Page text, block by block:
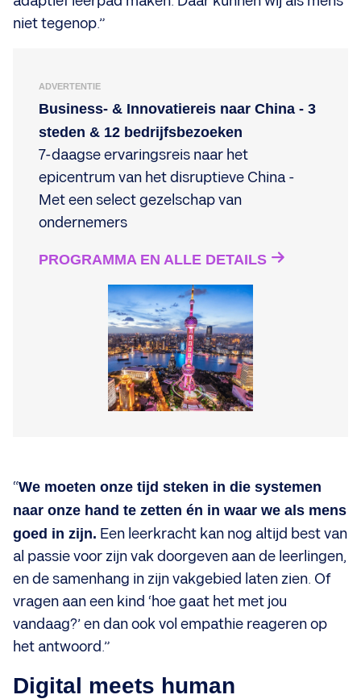
niet tegenop.”
ADVERTENTIE
Business- & Innovatiereis naar China - 3
steden & 12 bedrijfsbezoeken
7-daagse ervaringsreis naar het
epicentrum van het disruptieve China -
Met een select gezelschap van
ondernemers
PROGRAMMA EN ALLE DETAILS
“We moeten onze tijd steken in die systemen
naar onze hand te zetten én in waar we als mens
goed in zijn. Een leerkracht kan nog altijd best van
al passie voor zijn vak doorgeven aan de leerlingen,
en de samenhang in zijn vakgebied laten zien. Of
vragen aan een kind ‘hoe gaat het met jou
vandaag?’ en dan ook vol empathie reageren op
het antwoord.”
Digital meets human